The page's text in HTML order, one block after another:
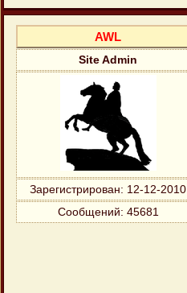
AWL
Site Admin
Зарегистрирован: 12-12-2010
Сообщений: 45681